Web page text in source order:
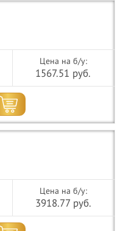
Цена на б/у:
1567.51 руб.
Цена на б/у:
3918.77 руб.